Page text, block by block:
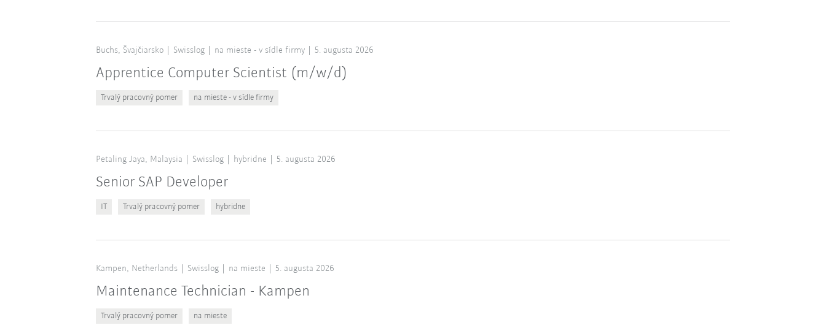
Buchs, Švajčiarsko Swisslog na mieste - v sídle firmy 5. augusta 2026
Apprentice Computer Scientist (m/w/d)
Trvalý pracovný pomer na mieste - v sídle firmy
Petaling Jaya, Malaysia Swisslog hybridne 5. augusta 2026
Senior SAP Developer
IT Trvalý pracovný pomer hybridne
Kampen, Netherlands Swisslog na mieste 5. augusta 2026
Maintenance Technician - Kampen
Trvalý pracovný pomer na mieste